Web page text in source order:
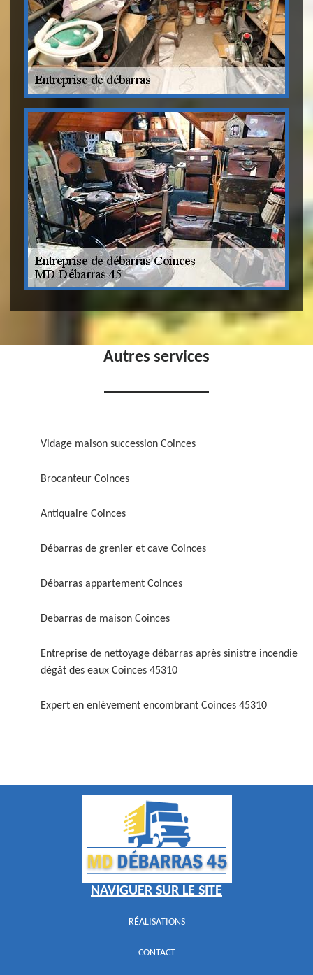
Autres services
Vidage maison succession Coinces
Brocanteur Coinces
Antiquaire Coinces
Débarras de grenier et cave Coinces
Débarras appartement Coinces
Debarras de maison Coinces
Entreprise de nettoyage débarras après sinistre incendie
dégât des eaux Coinces 45310
Expert en enlèvement encombrant Coinces 45310
NAVIGUER SUR LE SITE
RÉALISATIONS
CONTACT